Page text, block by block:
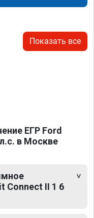
Показать все
ЕГР Ford
в Москве
Connect II 1 6